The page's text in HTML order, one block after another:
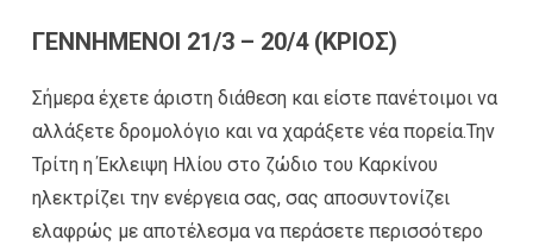
ΓΕΝΝΗΜΕΝΟΙ 21/3 – 20/4 (ΚΡΙΟΣ)
Σήμερα έχετε άριστη διάθεση και είστε πανέτοιμοι να
αλλάξετε δρομολόγιο και να χαράξετε νέα πορεία.Την
Τρίτη η Έκλειψη Ηλίου στο ζώδιο του Καρκίνου
ηλεκτρίζει την ενέργεια σας, σας αποσυντονίζει
ελαφρώς με αποτέλεσμα να περάσετε περισσότερο